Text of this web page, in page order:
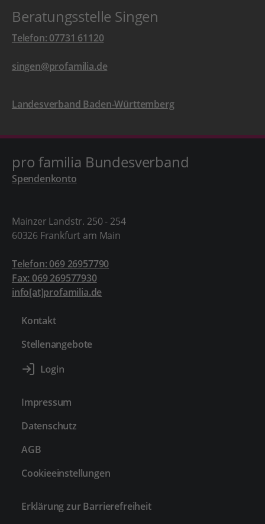
Beratungsstelle Singen
Telefon: 07731 61120
singen@profamilia.de
Landesverband Baden-Württemberg
pro familia Bundesverband
Spendenkonto
Mainzer Landstr. 250 - 254
60326 Frankfurt am Main
Telefon: 069 26957790
Fax: 069 269577930
info[at]profamilia.de
Kontakt
Stellenangebote
Impressum
Datenschutz
AGB
Cookieeinstellungen
Erklärung zur Barrierefreiheit